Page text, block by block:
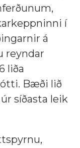
í
á
reyndar
liða
Bæði lið
síðasta leik